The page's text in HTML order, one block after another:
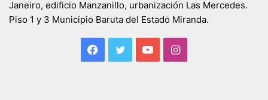
Janeiro, edificio Manzanillo, urbanización Las Mercedes.
Piso 1 y 3 Municipio Baruta del Estado Miranda.
Facebook
TwitterYouTubeInstagram